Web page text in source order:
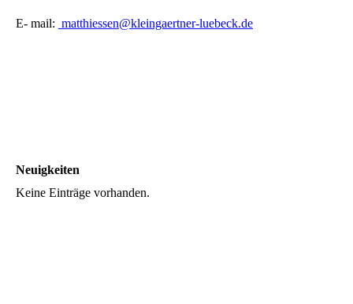
E- mail: matthiessen@kleingaertner-luebeck.de
Neuigkeiten
Keine Einträge vorhanden.